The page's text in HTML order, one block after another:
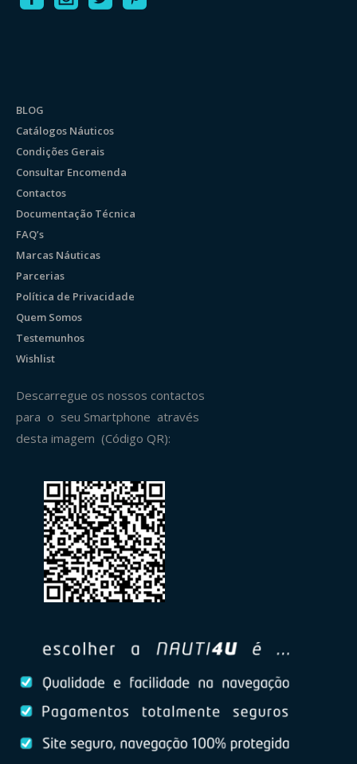
BLOG
Catálogos Náuticos
Condições Gerais
Consultar Encomenda
Contactos
Documentação Técnica
FAQ’s
Marcas Náuticas
Parcerias
Política de Privacidade
Quem Somos
Testemunhos
Wishlist
Descarregue os nossos contactos
para o seu Smartphone através
desta imagem (Código QR):